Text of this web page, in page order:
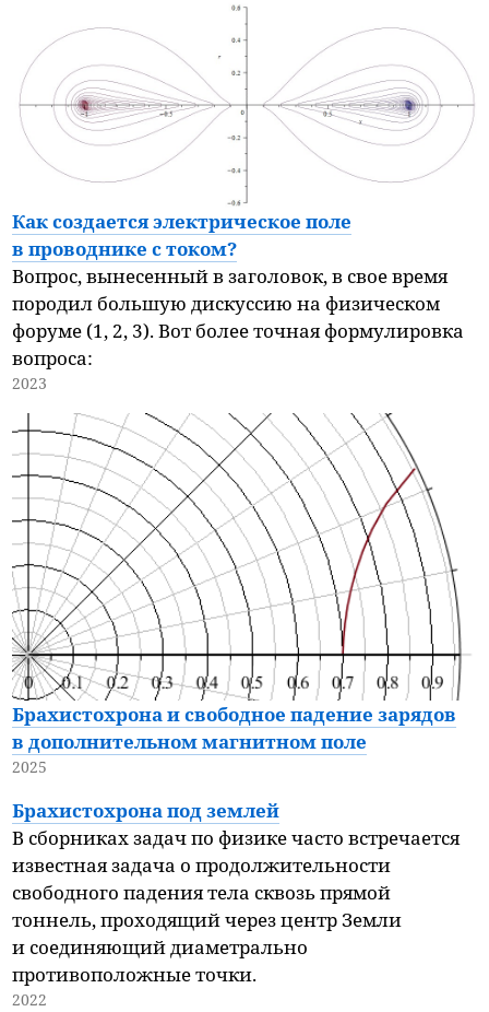
Как создается электрическое поле
в проводнике с током?
Вопрос, вынесенный в заголовок, в свое время
породил большую дискуссию на физическом
форуме (1, 2, 3). Вот более точная формулировка
вопроса:
2023
Брахистохрона и свободное падение зарядов
в дополнительном магнитном поле
2025
Брахистохрона под землей
В сборниках задач по физике часто встречается
известная задача о продолжительности
свободного падения тела сквозь прямой
тоннель, проходящий через центр Земли
и соединяющий диаметрально
противоположные точки.
2022